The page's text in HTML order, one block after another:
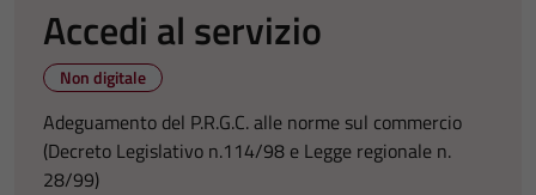
Accedi al servizio
Non digitale
Adeguamento del P.R.G.C. alle norme sul commercio
(Decreto Legislativo n.114/98 e Legge regionale n.
28/99)